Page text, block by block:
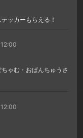
ッカーもらえる！
ゃむ・おぱんちゅうさ